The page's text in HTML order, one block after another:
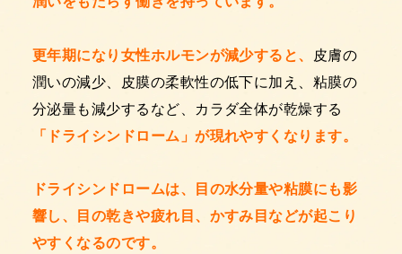
更年期になり女性ホルモンが減少すると、 皮膚の
潤いの減少、皮膜の柔軟性の低下に加え、粘膜の
分泌量も減少するなど、カラダ全体が乾燥する
「ドライシンドローム」が現れやすくなります。
ドライシンドロームは、目の水分量や粘膜にも影
響し、目の乾きや疲れ目、かすみ目などが起こり
やすくなるのです。